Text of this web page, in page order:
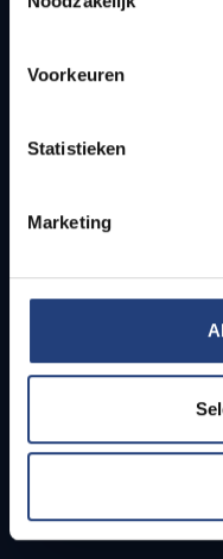
Voorkeuren
Statistieken
Marketing
Bereikbaarheid
Studenten
PhD-studenten
Leerkrachten